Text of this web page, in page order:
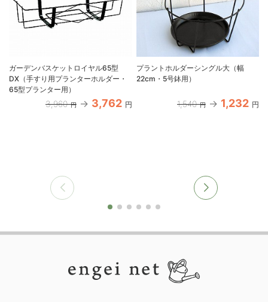
ガーデンバスケットロイヤル65型
DX（手すり用プランターホルダー・
65型プランター用）
3,960 円 3,762 円
プラントホルダーシングル大（幅
22cm・5号鉢用）
1,540 円 1,232 円